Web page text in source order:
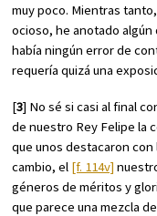
muy poco. Mientras
ocioso, he anotado
había ningún error de
requería quizá una
[3] No sé si casi al final
de nuestro Rey Felipe la
que unos destacaron
cambio, el [f. 114v]
géneros de méritos y
que parece una mezcla